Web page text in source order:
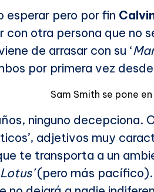
esperar pero por fin
con otra persona que no
de arrasar con su ‘
por primera vez
Sam Smith se pone en
ninguno decepciona.
adjetivos muy
te transporta a un
(pero más pacífico).